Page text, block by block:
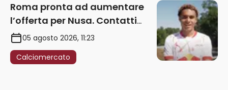
Roma pronta ad aumentare
l’offerta per Nusa. Contatti
anche per Fofana
05 agosto 2026, 11:23
Calciomercato